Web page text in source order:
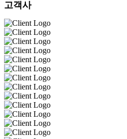
고객사